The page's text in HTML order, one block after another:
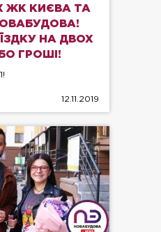
ЖК КИЄВА ТА
НА ДВОХ
ГРОШІ!
12.11.2019